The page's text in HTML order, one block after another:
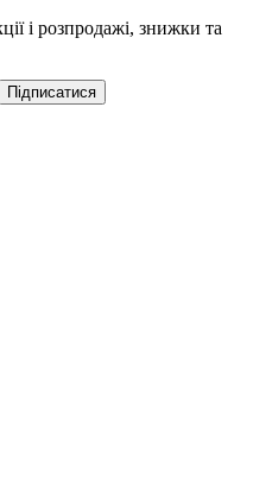
і розпродажі, знижки та
Підписатися